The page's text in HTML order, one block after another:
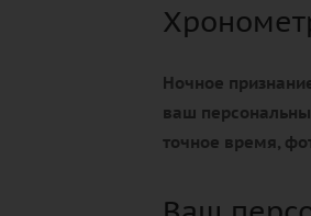
Ночное
ваш
точное время,